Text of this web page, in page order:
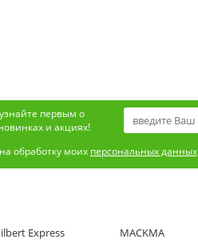
первым о
и акциях!
обработку моих персональных данных
Express
MACKMA